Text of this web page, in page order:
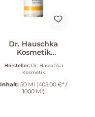
Dr. Hauschka
Kosmetik
Tagesfluid 50 ml
Hersteller: Dr. Hauschka
Kosmetik
Inhalt: 50 Ml (405,00 €* /
1000 Ml)